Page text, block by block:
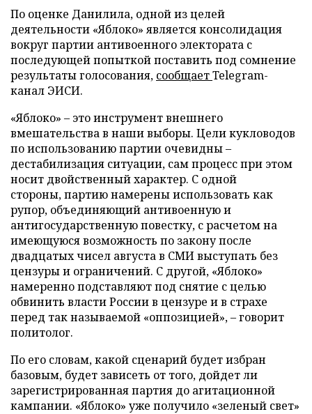
По оценке Данилила, одной из целей
деятельности «Яблоко» является консолидация
вокруг партии антивоенного электората с
последующей попыткой поставить под сомнение
результаты голосования, сообщаетTelegram-
канал ЭИСИ.
«Яблоко» – это инструмент внешнего
вмешательства в наши выборы. Цели кукловодов
по использованию партии очевидны –
дестабилизация ситуации, сам процесс при этом
носит двойственный характер. С одной
стороны, партию намерены использовать как
рупор, объединяющий антивоенную и
антигосударственную повестку, с расчетом на
имеющуюся возможность по закону после
двадцатых чисел августа в СМИ выступать без
цензуры и ограничений. С другой, «Яблоко»
намеренно подставляют под снятие с целью
обвинить власти России в цензуре и в страхе
перед так называемой «оппозицией», – говорит
политолог.
По его словам, какой сценарий будет избран
базовым, будет зависеть от того, дойдет ли
зарегистрированная партия до агитационной
кампании. «Яблоко» уже получило «зеленый свет»